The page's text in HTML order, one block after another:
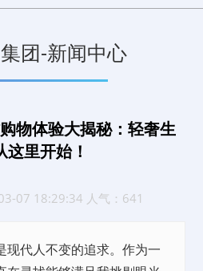
团-新闻中心
物体验大揭秘：轻奢生
这里开始！
07 18:29:34 人气：641
代人不变的追求。作为一